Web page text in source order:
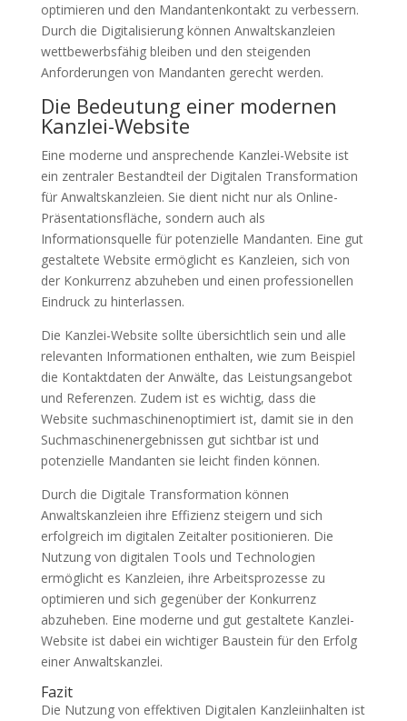
optimieren und den Mandantenkontakt zu verbessern.
Durch die Digitalisierung können Anwaltskanzleien
wettbewerbsfähig bleiben und den steigenden
Anforderungen von Mandanten gerecht werden.
Die Bedeutung einer modernen
Kanzlei-Website
Eine moderne und ansprechende Kanzlei-Website ist
ein zentraler Bestandteil der Digitalen Transformation
für Anwaltskanzleien. Sie dient nicht nur als Online-
Präsentationsfläche, sondern auch als
Informationsquelle für potenzielle Mandanten. Eine gut
gestaltete Website ermöglicht es Kanzleien, sich von
der Konkurrenz abzuheben und einen professionellen
Eindruck zu hinterlassen.
Die Kanzlei-Website sollte übersichtlich sein und alle
relevanten Informationen enthalten, wie zum Beispiel
die Kontaktdaten der Anwälte, das Leistungsangebot
und Referenzen. Zudem ist es wichtig, dass die
Website suchmaschinenoptimiert ist, damit sie in den
Suchmaschinenergebnissen gut sichtbar ist und
potenzielle Mandanten sie leicht finden können.
Durch die Digitale Transformation können
Anwaltskanzleien ihre Effizienz steigern und sich
erfolgreich im digitalen Zeitalter positionieren. Die
Nutzung von digitalen Tools und Technologien
ermöglicht es Kanzleien, ihre Arbeitsprozesse zu
optimieren und sich gegenüber der Konkurrenz
abzuheben. Eine moderne und gut gestaltete Kanzlei-
Website ist dabei ein wichtiger Baustein für den Erfolg
einer Anwaltskanzlei.
Fazit
Die Nutzung von effektiven Digitalen Kanzleiinhalten ist